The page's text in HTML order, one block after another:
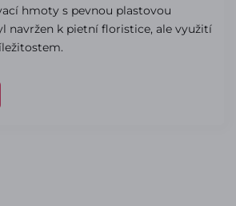
hmoty s pevnou plastovou
navržen k pietní floristice, ale využití